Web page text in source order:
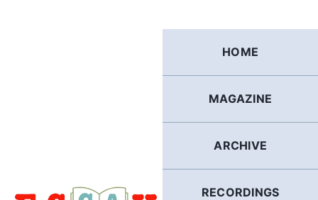
HOME
MAGAZINE
ARCHIVE
RECORDINGS